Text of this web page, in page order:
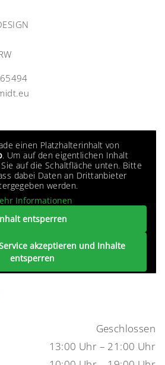
einen Platzhalterinhalt von
. Um auf den eigentlichen Inhalt
auf die Schaltfläche unten. Bitte
dabei Daten an Drittanbieter
werden.
Informationen
entsperren
akzeptieren und Inhalte
entsperren
Geschlossen
13:00 Uhr – 21:00 Uhr